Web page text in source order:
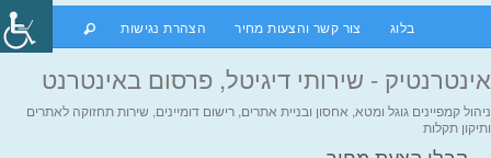
בלוג צור קשר והצעות מחיר הצהרת נגישות
אינטרנטיק - שירותי דיגיטל, פרסום באינטרנט
ניהול קמפיינים גוגל ומטא, אחסון ובניית אתרים, רישום דומיינים, שירות תחזוקה לאתרים
ותיקון תקלות